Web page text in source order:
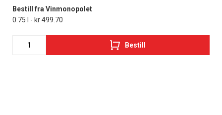
Bestill fra Vinmonopolet
0.75 l - kr 499.70
Bestill